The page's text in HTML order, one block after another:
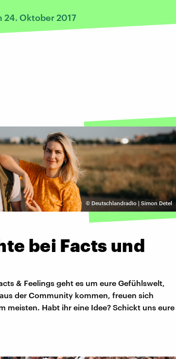
24. Oktober 2017
© Deutschlandradio | Simon Detel
bei Facts und
& Feelings geht es um eure Gefühlswelt,
der Community kommen, freuen sich
meisten. Habt ihr eine Idee? Schickt uns eure